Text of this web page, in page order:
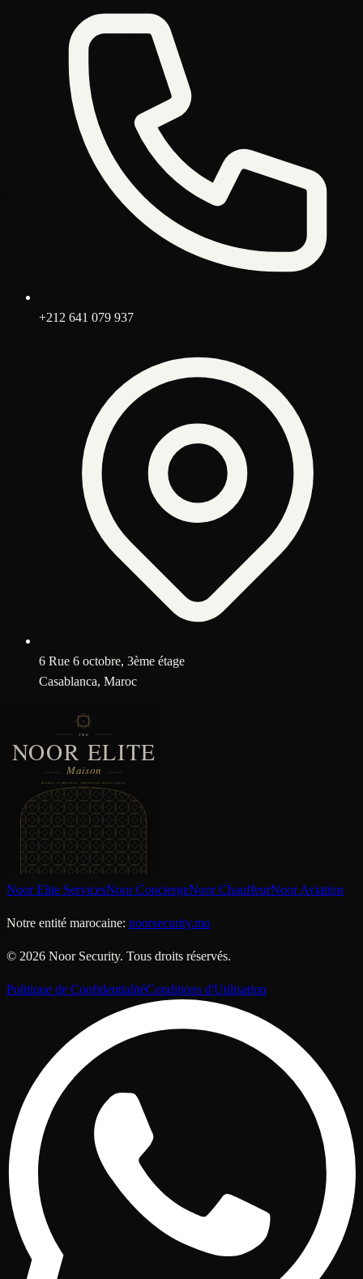
+212 641 079 937
6 Rue 6 octobre, 3ème étage
Casablanca, Maroc
Noor Elite ServicesNoor ConciergeNoor ChauffeurNoor Aviation
Notre entité marocaine: noorsecurity.ma
© 2026 Noor Security. Tous droits réservés.
Politique de ConfidentialitéConditions d'Utilisation